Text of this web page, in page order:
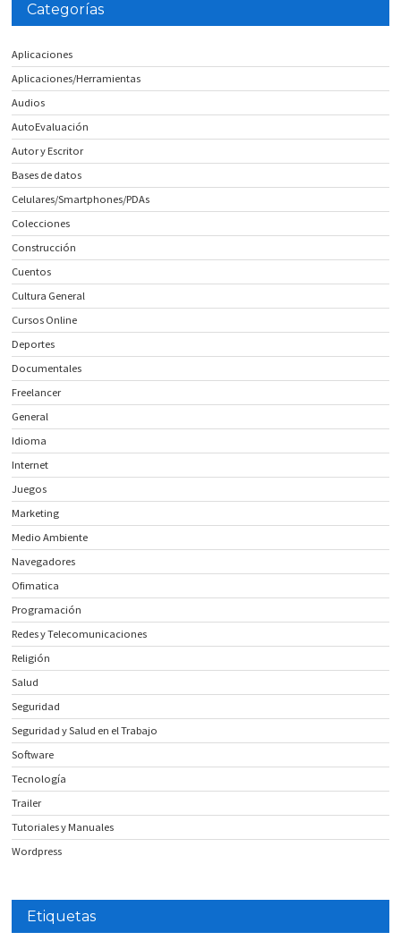
Categorías
Aplicaciones
Aplicaciones/Herramientas
Audios
AutoEvaluación
Autor y Escritor
Bases de datos
Celulares/Smartphones/PDAs
Colecciones
Construcción
Cuentos
Cultura General
Cursos Online
Deportes
Documentales
Freelancer
General
Idioma
Internet
Juegos
Marketing
Medio Ambiente
Navegadores
Ofimatica
Programación
Redes y Telecomunicaciones
Religión
Salud
Seguridad
Seguridad y Salud en el Trabajo
Software
Tecnología
Trailer
Tutoriales y Manuales
Wordpress
Etiquetas